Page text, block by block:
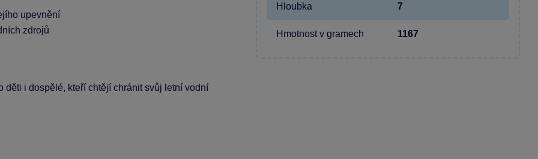
upevnění
zdrojů
děti i dospělé, kteří chtějí chránit svůj letní vodní
Hloubka 7
Hmotnost v gramech 1167